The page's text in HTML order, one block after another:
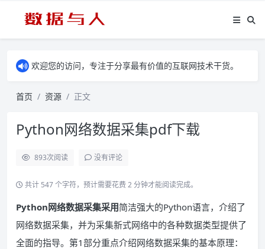
欢迎您的访问，专注于分享最有价值的互联网技术干货。
首页 资源 正文
Python网络数据采集pdf下载
893次阅读 没有评论
共计 547 个字符，预计需要花费 2 分钟才能阅读完成。
Python网络数据采集采用简洁强大的Python语言，介绍了
网络数据采集，并为采集新式网络中的各种数据类型提供了
全面的指导。第1部分重点介绍网络数据采集的基本原理：